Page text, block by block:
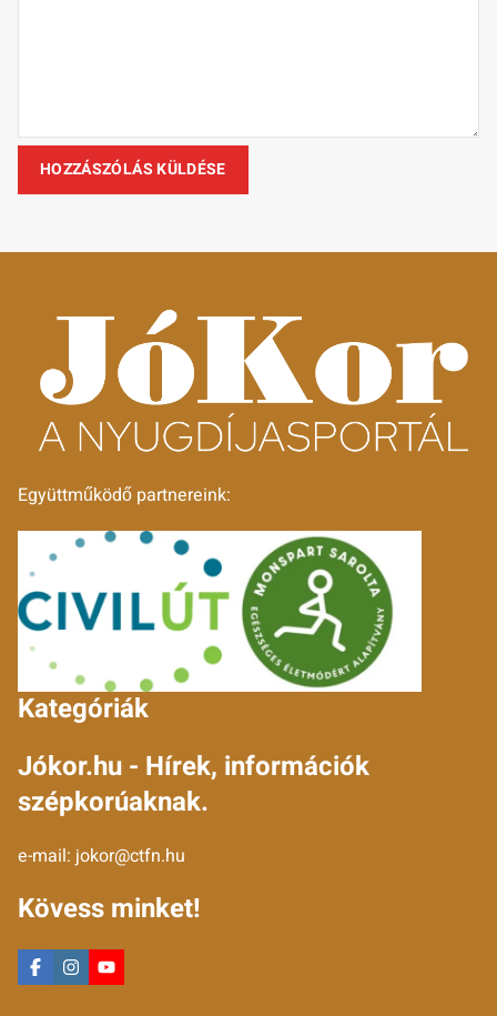
Együttműködő partnereink:
Kategóriák
Jókor.hu - Hírek, információk
szépkorúaknak.
e-mail: jokor@ctfn.hu
Kövess minket!